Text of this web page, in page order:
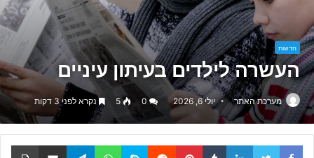
חדשות
העשרה לילדים בעיתון עיניים
מערכת האתר יולי 6, 2026 0
5 נקרא לפני 3 דקות
Facebook
Twitter
LinkedIn
Tumblr
Pinterest
Reddit
Skype
WhatsApp
Telegram שתף באמצעות דוא